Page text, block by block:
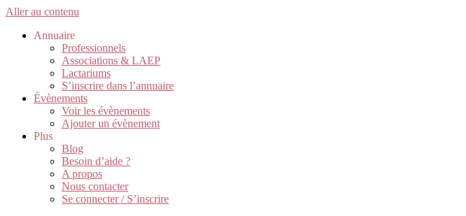
Aller au contenu
Annuaire
Professionnels
Associations & LAEP
Lactariums
S’inscrire dans l’annuaire
Évènements
Voir les évènements
Ajouter un évènement
Plus
Blog
Besoin d’aide ?
A propos
Nous contacter
Se connecter / S’inscrire